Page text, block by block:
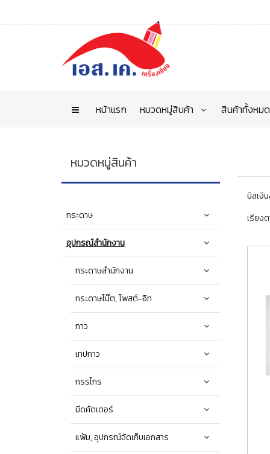
หน้าแรก หมวดหมู่สินค้า สินค้าทั้งหมด
หมวดหมู่สินค้า
กระดาษ
อุปกรณ์สำนักงาน
กระดาษสำนักงาน
กระดาษโน๊ต, โพสต์-อิท
กาว
เทปกาว
กรรไกร
มีดคัตเตอร์
แฟ้ม, อุปกรณ์จัดเก็บเอกสาร
บิลเงิ
เรียง